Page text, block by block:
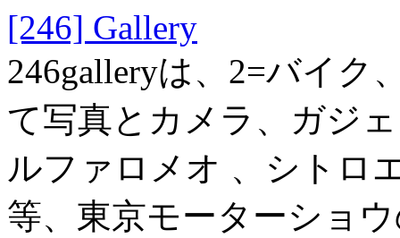
[246] Gallery
246galleryは、2=バイク
て写真とカメラ、ガジ
ルファロメオ 、シトロ
等、東京モーターショ